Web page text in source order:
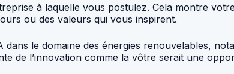
à laquelle vous postulez. Cela montre
ou des valeurs qui vous inspirent.
le domaine des énergies renouvelables,
de l’innovation comme la vôtre serait une